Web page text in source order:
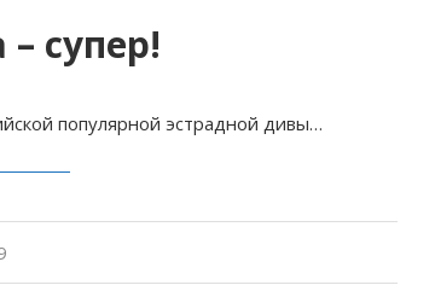
супер!
популярной эстрадной дивы…